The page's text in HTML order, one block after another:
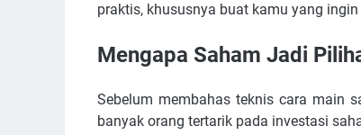
praktis, khususnya buat kamu yang
Mengapa Saham Jadi
Sebelum membahas teknis cara main
banyak orang tertarik pada investasi